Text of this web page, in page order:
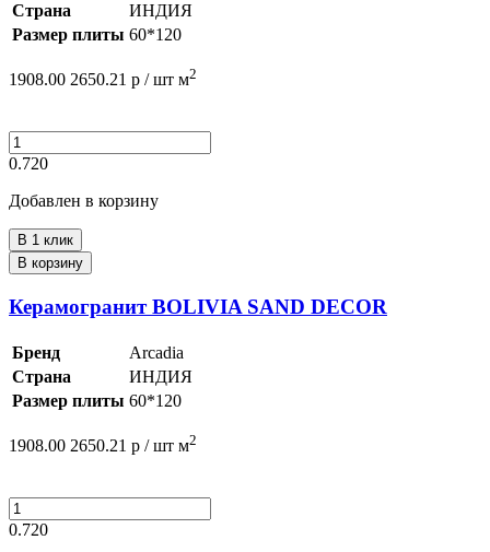
Страна
ИНДИЯ
Размер плиты 60*120
1908.00 2650.21 р / шт м2
0.720
Добавлен в корзину
В 1 клик
В корзину
Керамогранит BOLIVIA SAND DECOR
Бренд
Arcadia
Страна
ИНДИЯ
Размер плиты 60*120
1908.00 2650.21 р / шт м2
0.720